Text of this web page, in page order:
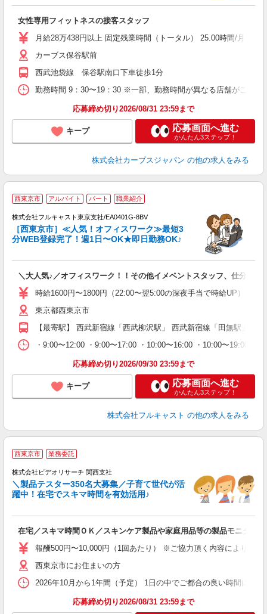
女性専用フィットネスの接客スタッフ
月給28万438円以上 固定残業時間（トータル） 25.00時間/月 固
カーブス保谷駅前
西武池袋線 保谷駅南口下車徒歩1分
勤務時間 9：30〜19：30 ※一部、勤務時間が異なる店舗がござい
応募締め切り2026/08/31 23:59まで
キープ 応募画面へ進む
かんたん3ステップ！
株式会社カーブスジャパン の他の求人をみる
西東京市 アルバイト パート 職業紹介
株式会社フルキャスト東京支社/EA0401G-8BV
［西東京市］≪人気！オフィスワーク≫最短3
分WEB登録完了！週1日〜OK★即日勤務OK♪
＼大人気♪／オフィスワーク！！その他イメベントスタッフ、仕分け等
時給1600円〜1800円（22:00〜翌5:00の深夜手当で時給UP） ※給
東京都西東京市
【最寄駅】 西武新宿線「西武柳沢駅」 西武新宿線「田無駅」 西
・9:00〜12:00 ・9:00〜17:00 ・10:00〜16:00 ・10:00〜19:00
応募締め切り2026/09/30 23:59まで
キープ 応募画面へ進む
かんたん3ステップ！
株式会社フルキャスト の他の求人をみる
西東京市 業務委託
株式会社ビデオリサーチ 関西支社
＼製品テスター350名大募集／子育て世代が活
躍中！在宅でスキマ時間を有効活用♪
在宅／スキマ時間ＯＫ／スキンケア製品や家庭用品等の製品モニター
報酬500円〜10,000円（1回あたり） ※ご協力頂く内容により異な
西東京市にお住まいの方
2026年10月から1年間（予定） 1日の中でご都合の良い時間に
応募締め切り2026/08/31 23:59まで